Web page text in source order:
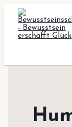
Zum
Inhalt
springen